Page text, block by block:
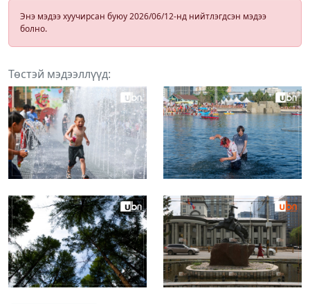
Энэ мэдээ хуучирсан буюу 2026/06/12-нд нийтлэгдсэн мэдээ
болно.
Төстэй мэдээллүүд: